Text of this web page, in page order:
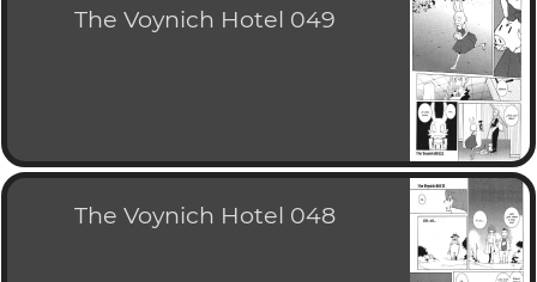
The Voynich Hotel 049
The Voynich Hotel 048